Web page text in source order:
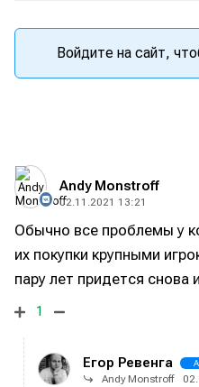
Войдите на сайт,
Andy Monstroff
02.11.2021 13:21
Обычно все проблемы у
их покупки крупными
пару лет придется снова
1
Егор Ревенга
Andy Monstroff